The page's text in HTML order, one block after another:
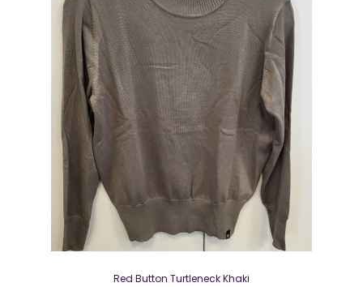
Kaffe O-neck pullover KALizza Grey Melange SL
€ 10,00
Kaffe O-neck pullover KALizza Grey Melange SLMooie trui
Red Button Turtleneck Khaki